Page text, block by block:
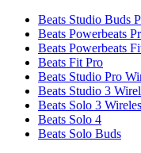
Beats Studio Buds
Beats Powerbeats
Beats Powerbeats
Beats Fit Pro
Beats Studio Pro
Beats Studio 3
Beats Solo 3
Beats Solo 4
Beats Solo Buds